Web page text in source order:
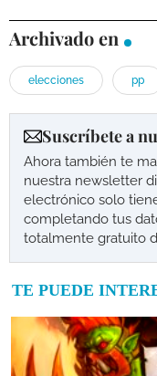
Archivado en
elecciones pp
Suscríbete a
Ahora también te
nuestra newsletter
electrónico solo
completando tus
totalmente gratuito
TE PUEDE